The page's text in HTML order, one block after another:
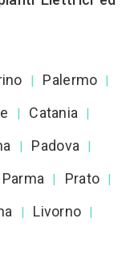
| Palermo |
| Catania |
| Padova |
Parma | Prato |
| Livorno |